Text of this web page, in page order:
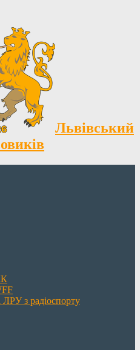
Львівський
з радіоспорту